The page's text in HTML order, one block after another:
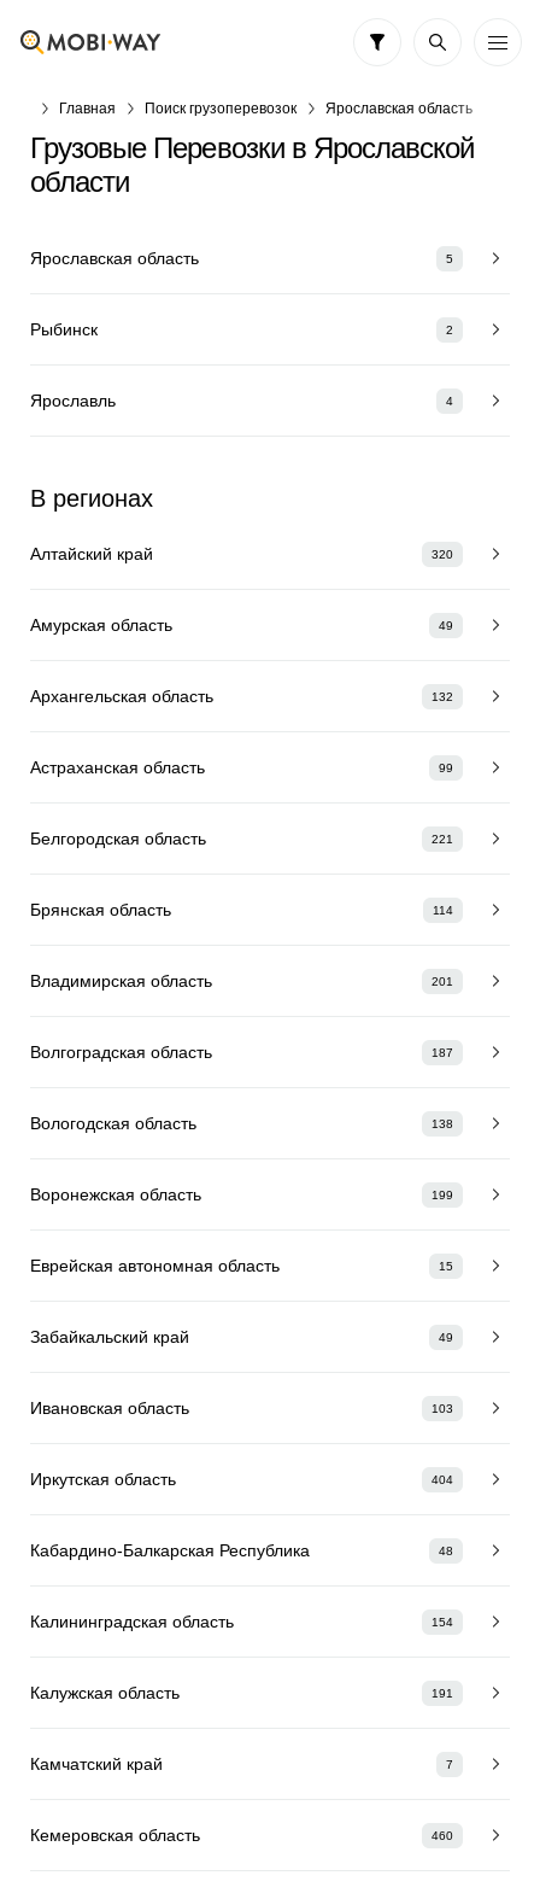
Главная Поиск грузоперевозок Ярославская область
Грузовые Перевозки в Ярославской
области
Ярославская область 5
Рыбинск 2
Ярославль 4
В регионах
Алтайский край 320
Амурская область 49
Архангельская область 132
Астраханская область 99
Белгородская область 221
Брянская область 114
Владимирская область 201
Волгоградская область 187
Вологодская область 138
Воронежская область 199
Еврейская автономная область 15
Забайкальский край 49
Ивановская область 103
Иркутская область 404
Кабардино-Балкарская Республика 48
Калининградская область 154
Калужская область 191
Камчатский край 7
Кемеровская область 460